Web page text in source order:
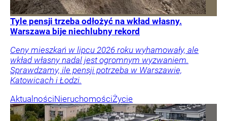
Tyle pensji trzeba odłożyć na wkład własny.
Warszawa bije niechlubny rekord
Ceny mieszkań w lipcu 2026 roku wyhamowały, ale
wkład własny nadal jest ogromnym wyzwaniem.
Sprawdzamy, ile pensji potrzeba w Warszawie,
Katowicach i Łodzi.
AktualnościNieruchomościŻycie